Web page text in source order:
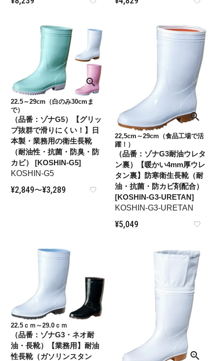
22.5～29cm（白のみ30cmま
で）
（品番：ゾナG5）【グリッ
プ抜群で滑りにくい！】日
本製・業務用の衛生長靴
（耐油性・抗菌・防臭・防
カビ） [KOSHIN-G5]
KOSHIN-G5
¥2,849〜¥3,289
22,5cm～29cm（食品工場で活
躍！）
（品番：ゾナG3耐油ウレタ
ン裏）【暖かい4mm厚ウレ
タン裏】防寒衛生長靴（耐
油・抗菌・防カビ剤配合）
[KOSHIN-G3-URETAN]
KOSHIN-G3-URETAN
¥5,049
22.5ｃｍ～29.0ｃｍ
（品番：ゾナG3・ネオ耐
油・長靴）【業務用】耐油
性長靴（ガソリンスタン